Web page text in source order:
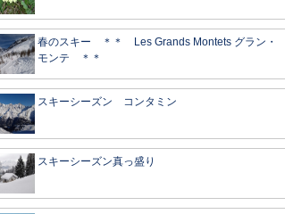
春のスキー ＊＊ Les Grands Montets グラン・
モンテ ＊＊
スキーシーズン コンタミン
スキーシーズン真っ盛り